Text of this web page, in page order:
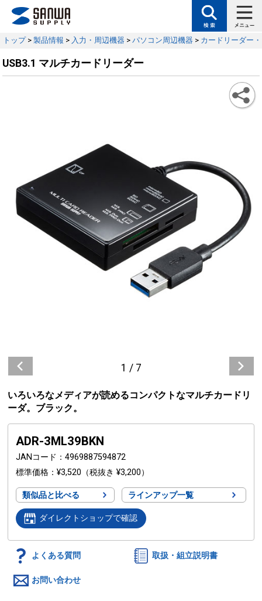
トップ> 製品情報 > 入力・周辺機器 > パソコン周辺機器 > カードリーダー
USB3.1 マルチカードリーダー
1 / 7
いろいろなメディアが読めるコンパクトなマルチカードリ
ーダ。ブラック。
ADR-3ML39BKN
JANコード
4969887594872
標準価格
¥3,520 （税抜き ¥3,200）
類似品と比べる ラインアップ一覧
ダイレクトショップで確認
よくある質問 取扱・組立説明書
お問い合わせ